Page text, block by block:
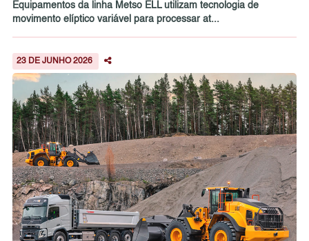
Equipamentos da linha Metso ELL utilizam tecnologia de
movimento elíptico variável para processar at...
23 DE JUNHO 2026